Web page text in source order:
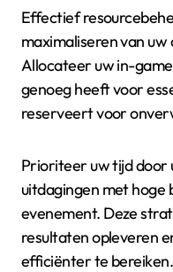
Effectief
maximaliseren van
Allocateer uw in-
genoeg heeft voor
reserveert voor
Prioriteer uw tijd door
uitdagingen met hoge
evenement. Deze
resultaten opleveren
efficiënter te bereiken.